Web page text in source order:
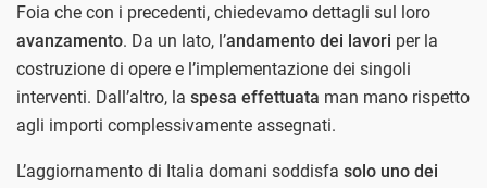
Foia che con i precedenti, chiedevamo dettagli sul loro
avanzamento. Da un lato, l’andamento dei lavori per la
costruzione di opere e l’implementazione dei singoli
interventi. Dall’altro, la spesa effettuata man mano rispetto
agli importi complessivamente assegnati.
L’aggiornamento di Italia domani soddisfa solo uno dei